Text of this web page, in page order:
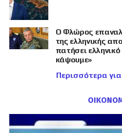
Ο Φλώρος
της ελληνικής
πατήσει
κάψουμε»
Περισσότερα